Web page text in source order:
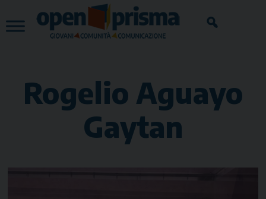
to
content
Rogelio Aguayo
Gaytan